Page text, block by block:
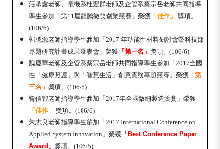
莊承鑫老師、電機系杜翌群老師及企管系蔡宗岳老師共同指導
學生參加「第11屆龍騰微笑創業競賽」榮獲 「佳作」 獎項。
(106/6)
郭聰源老師指導學生參加「 2017 年功能性材料研討會暨科技部
專題研究計畫成果發表會」榮獲 「第一名」 獎項。 (106/6)
魏慶華老師及企管系蔡宗岳老師共同指導學生參加「 2017全國
性 「健康照護」與「智慧生活」創意實務專題競賽」榮獲 「第
三名」 獎項。 (106/6)
曾信智老師指導學生參加「 2017年全國微細製造競賽」榮獲
「佳作」
獎項。 (106/6)
朱志良老師指導學生參加「 2017 International Conference on
Applied System Innovation 」榮獲 「 Best Conference Paper
Award 」 獎項。 (106/5)